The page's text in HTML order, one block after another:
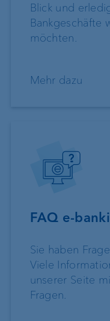
Blick und
Bankgeschäfte
möchten.
Mehr dazu
FAQ e-
Sie haben
Viele
unserer Seite
Fragen.